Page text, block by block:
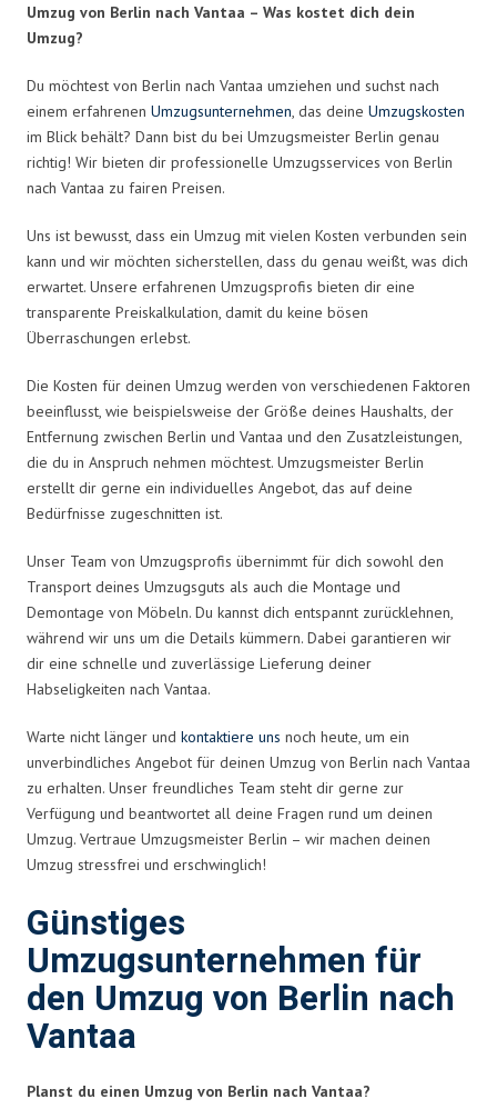
Umzug von Berlin nach Vantaa – Was kostet dich dein
Umzug?
Du möchtest von Berlin nach Vantaa umziehen und suchst nach
einem erfahrenen Umzugsunternehmen, das deine Umzugskosten
im Blick behält? Dann bist du bei Umzugsmeister Berlin genau
richtig! Wir bieten dir professionelle Umzugsservices von Berlin
nach Vantaa zu fairen Preisen.
Uns ist bewusst, dass ein Umzug mit vielen Kosten verbunden sein
kann und wir möchten sicherstellen, dass du genau weißt, was dich
erwartet. Unsere erfahrenen Umzugsprofis bieten dir eine
transparente Preiskalkulation, damit du keine bösen
Überraschungen erlebst.
Die Kosten für deinen Umzug werden von verschiedenen Faktoren
beeinflusst, wie beispielsweise der Größe deines Haushalts, der
Entfernung zwischen Berlin und Vantaa und den Zusatzleistungen,
die du in Anspruch nehmen möchtest. Umzugsmeister Berlin
erstellt dir gerne ein individuelles Angebot, das auf deine
Bedürfnisse zugeschnitten ist.
Unser Team von Umzugsprofis übernimmt für dich sowohl den
Transport deines Umzugsguts als auch die Montage und
Demontage von Möbeln. Du kannst dich entspannt zurücklehnen,
während wir uns um die Details kümmern. Dabei garantieren wir
dir eine schnelle und zuverlässige Lieferung deiner
Habseligkeiten nach Vantaa.
Warte nicht länger und kontaktiere uns noch heute, um ein
unverbindliches Angebot für deinen Umzug von Berlin nach Vantaa
zu erhalten. Unser freundliches Team steht dir gerne zur
Verfügung und beantwortet all deine Fragen rund um deinen
Umzug. Vertraue Umzugsmeister Berlin – wir machen deinen
Umzug stressfrei und erschwinglich!
Günstiges
Umzugsunternehmen für
den Umzug von Berlin nach
Vantaa
Planst du einen Umzug von Berlin nach Vantaa?